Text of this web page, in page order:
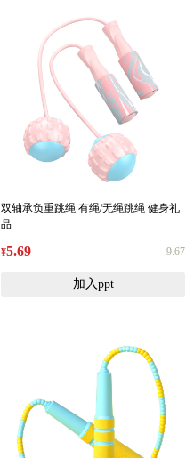
双轴承负重跳绳 有绳/无绳跳绳 健身礼
品
¥5.69 9.67
加入ppt